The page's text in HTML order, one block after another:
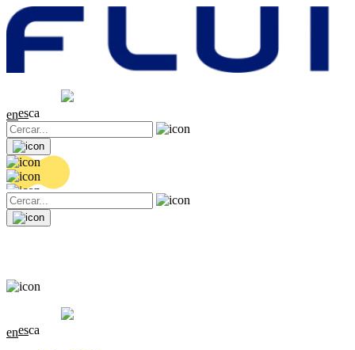
0.04 (+0.2%)
enesca
0.04 (+0.2%)
enesca